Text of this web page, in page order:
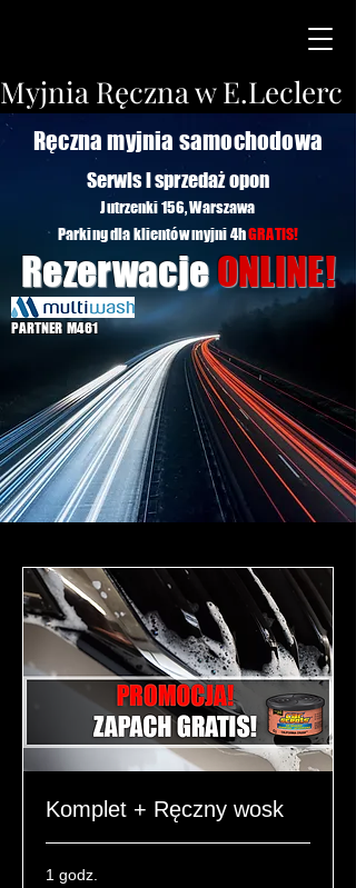
Myjnia Ręczna w E.Leclerc
Ręczna myjnia samochodowa
Serwis i sprzedaż opon
Jutrzenki 156, Warszawa
Parking dla klientów myjni 4hGRATIS!
RezerwacjeONLINE!
PARTNER M461
Komplet + Ręczny wosk
1 godz.